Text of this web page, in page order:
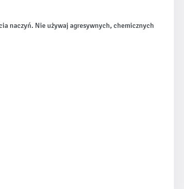
naczyń. Nie używaj agresywnych, chemicznych